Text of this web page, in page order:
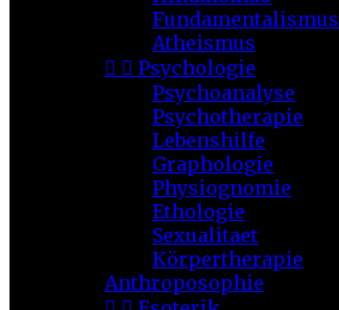
Fundamentalismus
Atheismus
  Psychologie
Psychoanalyse
Psychotherapie
Lebenshilfe
Graphologie
Physiognomie
Ethologie
Sexualitaet
Körpertherapie
Anthroposophie